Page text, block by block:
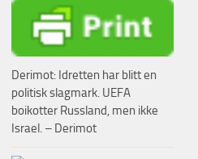
Derimot: Idretten har blitt en
politisk slagmark. UEFA
boikotter Russland, men ikke
Israel. – Derimot